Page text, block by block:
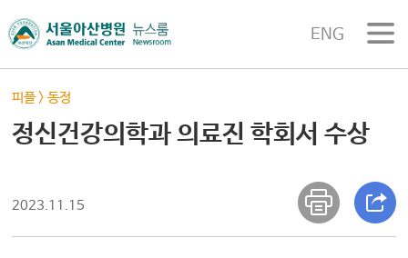
ENG
피플>동정
정신건강의학과 의료진 학회서 수상
2023.11.15